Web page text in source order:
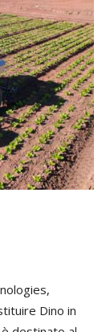
Dino in